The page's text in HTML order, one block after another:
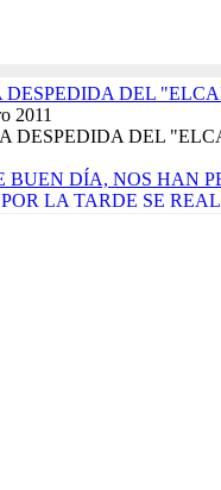
DEL
2011
DESPEDIDA DEL
BUEN DÍA, NOS HAN
LA TARDE SE